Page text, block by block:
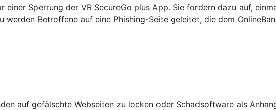
einer Sperrung der VR SecureGo plus App. Sie fordern dazu auf,
Betroffene auf eine Phishing-Seite geleitet, die dem
auf gefälschte Webseiten zu locken oder Schadsoftware als